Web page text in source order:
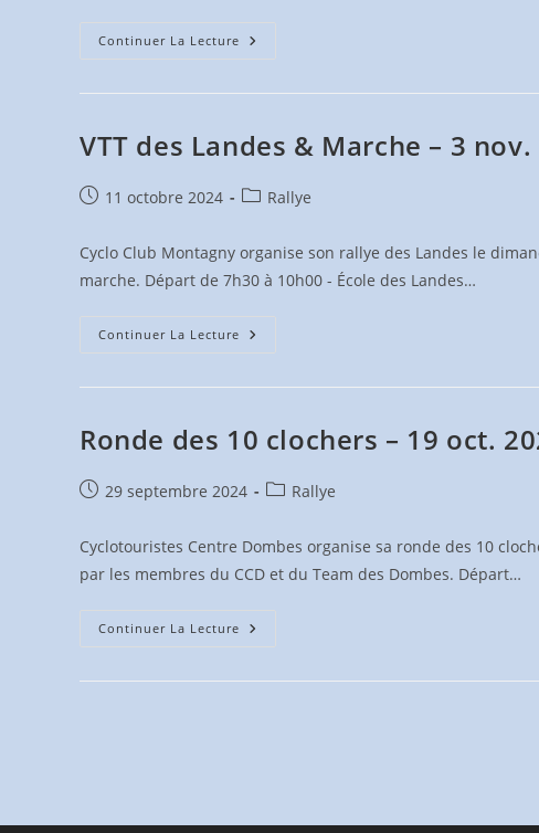
Continuer La Lecture La
VTT des Landes & Marche – 3
Publication
11 octobre 2024
PostRallye
Cyclo Club Montagny organise son rallye des Landes le
marche. Départ de 7h30 à 10h00 - École des Landes…
Continuer La Lecture VTT
3
Nov.
Ronde des 10 clochers – 19 oct.
Publication
29 septembre 2024
PostRallye
Cyclotouristes Centre Dombes organise sa ronde des 10
par les membres du CCD et du Team des Dombes. Départ…
Continuer La Lecture Ronde